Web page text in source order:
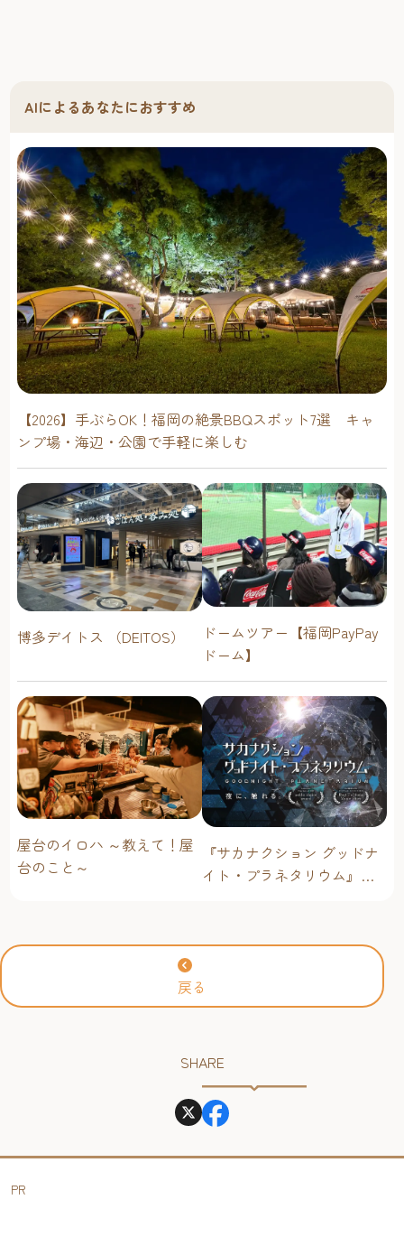
AIによるあなたにおすすめ
【2026】手ぶらOK！福岡の絶景BBQスポット7選 キャ
ンプ場・海辺・公園で手軽に楽しむ
博多デイトス （DEITOS）
ドームツアー【福岡PayPay
ドーム】
屋台のイロハ ～教えて！屋
台のこと～
『サカナクション グッドナ
イト・プラネタリウム』が
2026年
戻る
SHARE
PR